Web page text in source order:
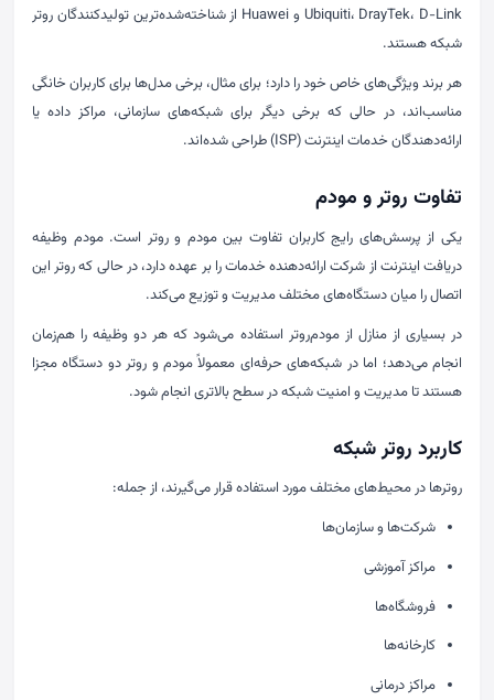
Ubiquiti، DrayTek، D-Link و Huawei از شناخته‌شده‌ترین تولیدکنندگان روتر
شبکه هستند.
هر برند ویژگی‌های خاص خود را دارد؛ برای مثال، برخی مدل‌ها برای کاربران خانگی
مناسب‌اند، در حالی که برخی دیگر برای شبکه‌های سازمانی، مراکز داده یا
ارائه‌دهندگان خدمات اینترنت (ISP) طراحی شده‌اند.
تفاوت روتر و مودم
یکی از پرسش‌های رایج کاربران تفاوت بین مودم و روتر است. مودم وظیفه
دریافت اینترنت از شرکت ارائه‌دهنده خدمات را بر عهده دارد، در حالی که روتر این
اتصال را میان دستگاه‌های مختلف مدیریت و توزیع می‌کند.
در بسیاری از منازل از مودم‌روتر استفاده می‌شود که هر دو وظیفه را هم‌زمان
انجام می‌دهد؛ اما در شبکه‌های حرفه‌ای معمولاً مودم و روتر دو دستگاه مجزا
هستند تا مدیریت و امنیت شبکه در سطح بالاتری انجام شود.
کاربرد روتر شبکه
روترها در محیط‌های مختلف مورد استفاده قرار می‌گیرند، از جمله:
شرکت‌ها و سازمان‌ها
مراکز آموزشی
فروشگاه‌ها
کارخانه‌ها
مراکز درمانی